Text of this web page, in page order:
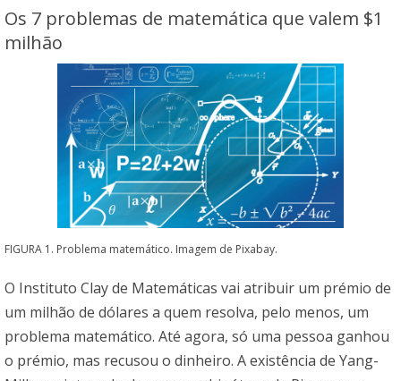
Os 7 problemas de matemática que valem $1
milhão
FIGURA 1. Problema matemático. Imagem de Pixabay.
O Instituto Clay de Matemáticas vai atribuir um prémio de
um milhão de dólares a quem resolva, pelo menos, um
problema matemático. Até agora, só uma pessoa ganhou
o prémio, mas recusou o dinheiro. A existência de Yang-